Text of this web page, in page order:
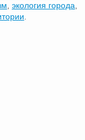
, экология города,
.